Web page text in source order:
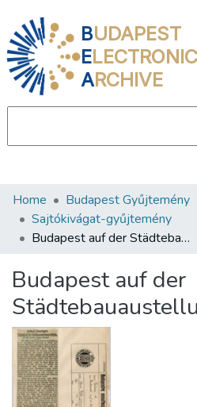
BUDAPEST
ELECTRONIC
ARCHIVE
Communities & Collections
All of DSpace
About us
Home Budapest Gyűjtemény
Sajtókivágat-gyűjtemény
Budapest auf der Städtebauaustellung
Budapest auf der